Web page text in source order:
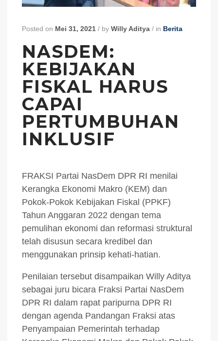
Posted on Mei 31, 2021 / by Willy Aditya / in Berita
NASDEM:
KEBIJAKAN
FISKAL HARUS
CAPAI
PERTUMBUHAN
INKLUSIF
FRAKSI Partai NasDem DPR RI menilai
Kerangka Ekonomi Makro (KEM) dan
Pokok-Pokok Kebijakan Fiskal (PPKF)
Tahun Anggaran 2022 dengan tema
pemulihan ekonomi dan reformasi struktural
telah disusun secara kredibel dan
menggunakan prinsip kehati-hatian.
Penilaian tersebut disampaikan Willy Aditya
sebagai juru bicara Fraksi Partai NasDem
DPR RI dalam rapat paripurna DPR RI
dengan agenda Pandangan Fraksi atas
Penyampaian Pemerintah terhadap